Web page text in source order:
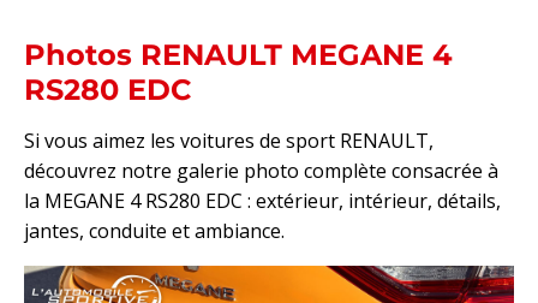
Photos RENAULT MEGANE 4
RS280 EDC
Si vous aimez les voitures de sport RENAULT,
découvrez notre galerie photo complète consacrée à
la MEGANE 4 RS280 EDC : extérieur, intérieur, détails,
jantes, conduite et ambiance.